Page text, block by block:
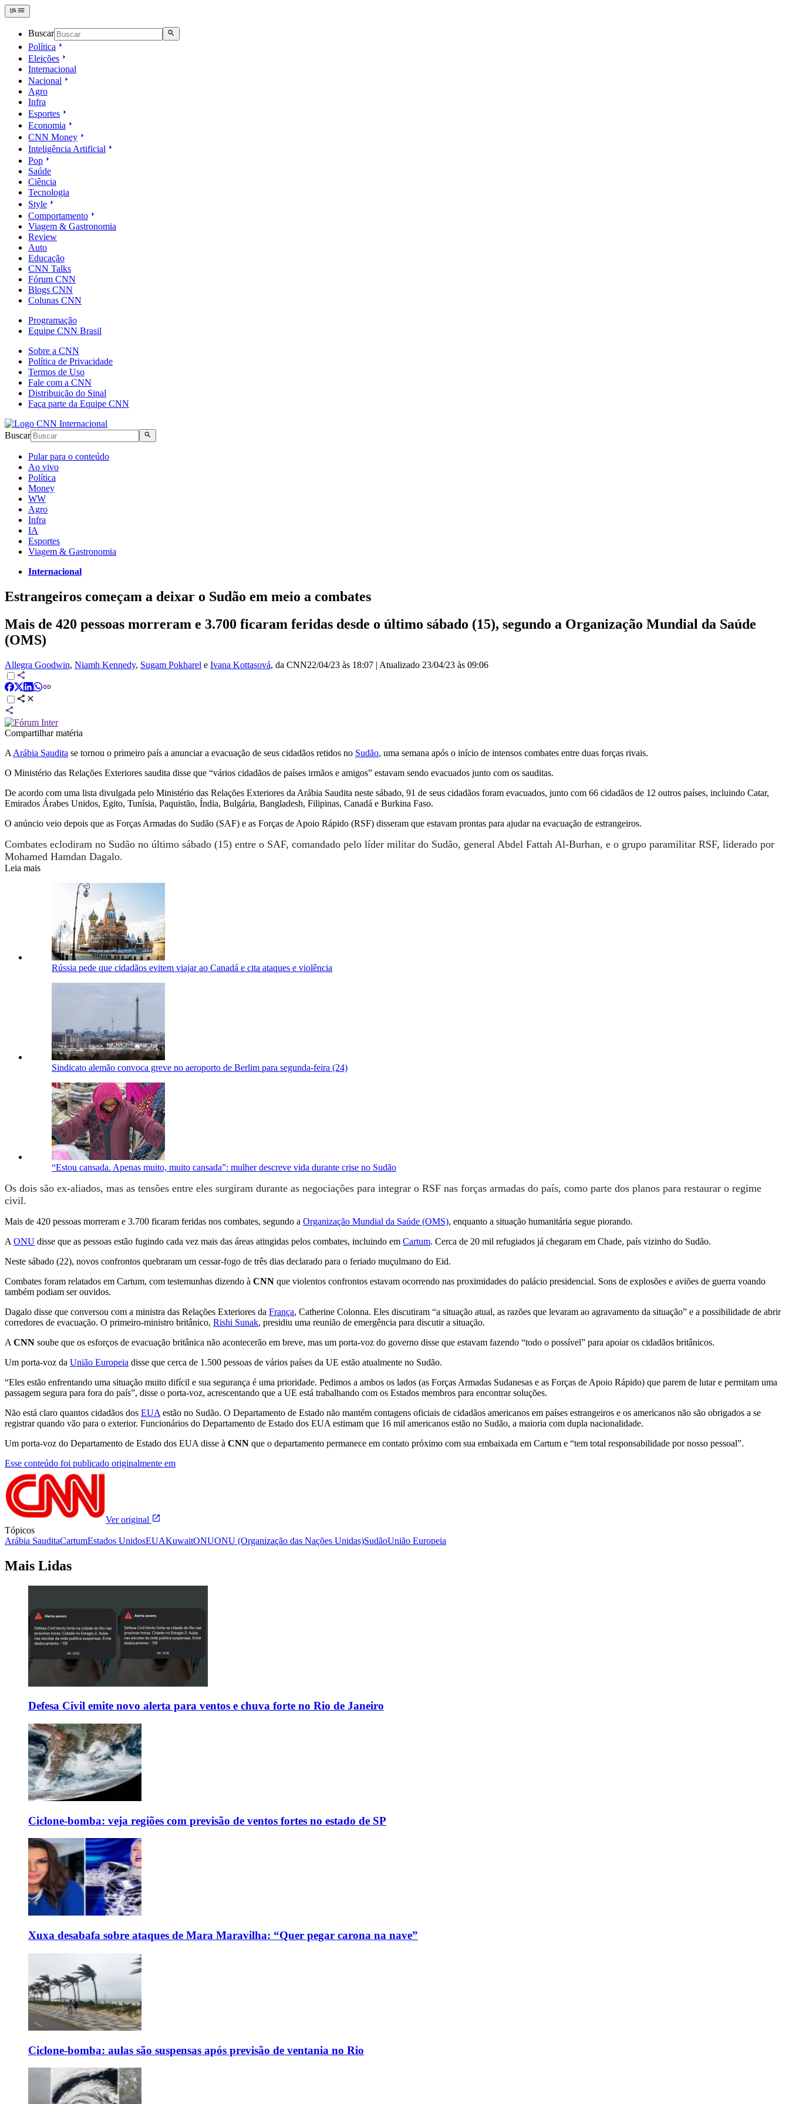
Buscar
Política
Eleições
Internacional
Nacional
Agro
Infra
Esportes
Economia
CNN Money
Inteligência Artificial
Pop
Saúde
Ciência
Tecnologia
Style
Comportamento
Viagem & Gastronomia
Review
Auto
Educação
CNN Talks
Fórum CNN
Blogs CNN
Colunas CNN
Programação
Equipe CNN Brasil
Sobre a CNN
Política de Privacidade
Termos de Uso
Fale com a CNN
Distribuição do Sinal
Faça parte da Equipe CNN
Buscar
Pular para o conteúdo
Ao vivo
Política
Money
WW
Agro
Infra
IA
Esportes
Viagem & Gastronomia
Internacional
Estrangeiros começam a deixar o Sudão em meio a combates
Mais de 420 pessoas morreram e 3.700 ficaram feridas desde o último sábado (15), segundo a Organização Mundial da Saúde
(OMS)
Allegra Goodwin, Niamh Kennedy, Sugam Pokharel e Ivana Kottasová, da CNN22/04/23 às 18:07 | Atualizado 23/04/23 às 09:06
Compartilhar matéria
A Arábia Saudita se tornou o primeiro país a anunciar a evacuação de seus cidadãos retidos no Sudão, uma semana após o início de intensos combates entre duas forças rivais.
O Ministério das Relações Exteriores saudita disse que “vários cidadãos de países irmãos e amigos” estavam sendo evacuados junto com os sauditas.
De acordo com uma lista divulgada pelo Ministério das Relações Exteriores da Arábia Saudita neste sábado, 91 de seus cidadãos foram evacuados, junto com 66 cidadãos de 12 outros países, incluindo Catar,
Emirados Árabes Unidos, Egito, Tunísia, Paquistão, Índia, Bulgária, Bangladesh, Filipinas, Canadá e Burkina Faso.
O anúncio veio depois que as Forças Armadas do Sudão (SAF) e as Forças de Apoio Rápido (RSF) disseram que estavam prontas para ajudar na evacuação de estrangeiros.
Combates eclodiram no Sudão no último sábado (15) entre o SAF, comandado pelo líder militar do Sudão, general Abdel Fattah Al-Burhan, e o grupo paramilitar RSF, liderado por
Mohamed Hamdan Dagalo.
Leia mais
Rússia pede que cidadãos evitem viajar ao Canadá e cita ataques e violência
Sindicato alemão convoca greve no aeroporto de Berlim para segunda-feira (24)
“Estou cansada. Apenas muito, muito cansada”: mulher descreve vida durante crise no Sudão
Os dois são ex-aliados, mas as tensões entre eles surgiram durante as negociações para integrar o RSF nas forças armadas do país, como parte dos planos para restaurar o regime
civil.
Mais de 420 pessoas morreram e 3.700 ficaram feridas nos combates, segundo a Organização Mundial da Saúde (OMS), enquanto a situação humanitária segue piorando.
A ONU disse que as pessoas estão fugindo cada vez mais das áreas atingidas pelos combates, incluindo em Cartum. Cerca de 20 mil refugiados já chegaram em Chade, país vizinho do Sudão.
Neste sábado (22), novos confrontos quebraram um cessar-fogo de três dias declarado para o feriado muçulmano do Eid.
Combates foram relatados em Cartum, com testemunhas dizendo à CNN que violentos confrontos estavam ocorrendo nas proximidades do palácio presidencial. Sons de explosões e aviões de guerra voando
também podiam ser ouvidos.
Dagalo disse que conversou com a ministra das Relações Exteriores da França, Catherine Colonna. Eles discutiram “a situação atual, as razões que levaram ao agravamento da situação” e a possibilidade de abrir
corredores de evacuação. O primeiro-ministro britânico, Rishi Sunak, presidiu uma reunião de emergência para discutir a situação.
A CNN soube que os esforços de evacuação britânica não acontecerão em breve, mas um porta-voz do governo disse que estavam fazendo “todo o possível” para apoiar os cidadãos britânicos.
Um porta-voz da União Europeia disse que cerca de 1.500 pessoas de vários países da UE estão atualmente no Sudão.
“Eles estão enfrentando uma situação muito difícil e sua segurança é uma prioridade. Pedimos a ambos os lados (as Forças Armadas Sudanesas e as Forças de Apoio Rápido) que parem de lutar e permitam uma
passagem segura para fora do país”, disse o porta-voz, acrescentando que a UE está trabalhando com os Estados membros para encontrar soluções.
Não está claro quantos cidadãos dos EUA estão no Sudão. O Departamento de Estado não mantém contagens oficiais de cidadãos americanos em países estrangeiros e os americanos não são obrigados a se
registrar quando vão para o exterior. Funcionários do Departamento de Estado dos EUA estimam que 16 mil americanos estão no Sudão, a maioria com dupla nacionalidade.
Um porta-voz do Departamento de Estado dos EUA disse à CNN que o departamento permanece em contato próximo com sua embaixada em Cartum e “tem total responsabilidade por nosso pessoal”.
Esse conteúdo foi publicado originalmente em
Ver original
Tópicos
Arábia SauditaCartumEstados UnidosEUAKuwaitONUONU (Organização das Nações Unidas)SudãoUnião Europeia
Mais Lidas
Defesa Civil emite novo alerta para ventos e chuva forte no Rio de Janeiro
Ciclone-bomba: veja regiões com previsão de ventos fortes no estado de SP
Xuxa desabafa sobre ataques de Mara Maravilha: “Quer pegar carona na nave”
Ciclone-bomba: aulas são suspensas após previsão de ventania no Rio